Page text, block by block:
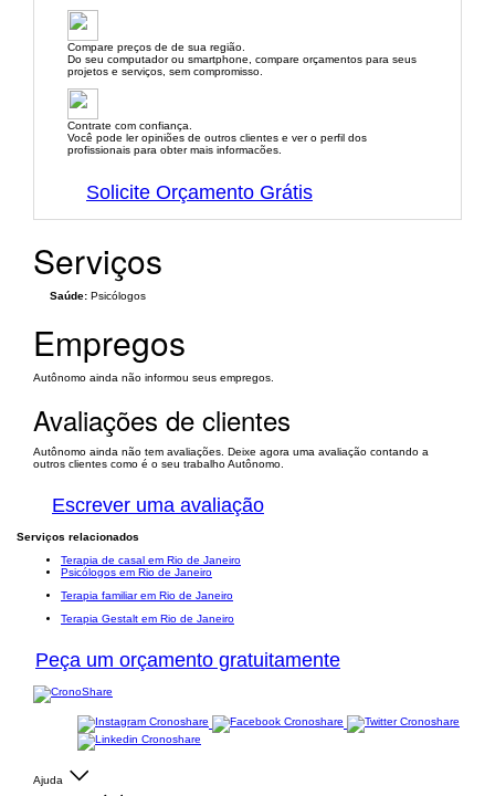
Compare preços de de sua região.
Do seu computador ou smartphone, compare orçamentos para seus
projetos e serviços, sem compromisso.
Contrate com confiança.
Você pode ler opiniões de outros clientes e ver o perfil dos
profissionais para obter mais informacões.
Solicite Orçamento Grátis
Serviços
Saúde: Psicólogos
Empregos
Autônomo ainda não informou seus empregos.
Avaliações de clientes
Autônomo ainda não tem avaliações. Deixe agora uma avaliação contando a
outros clientes como é o seu trabalho Autônomo.
Escrever uma avaliação
Serviços relacionados
Terapia de casal em Rio de Janeiro
Psicólogos em Rio de Janeiro
Terapia familiar em Rio de Janeiro
Terapia Gestalt em Rio de Janeiro
Peça um orçamento gratuitamente
Ajuda